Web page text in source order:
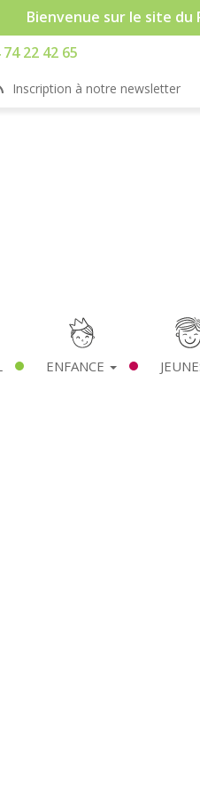
Bienvenue sur le site du
74 22 42 65
Inscription à notre newsletter
ENFANCE